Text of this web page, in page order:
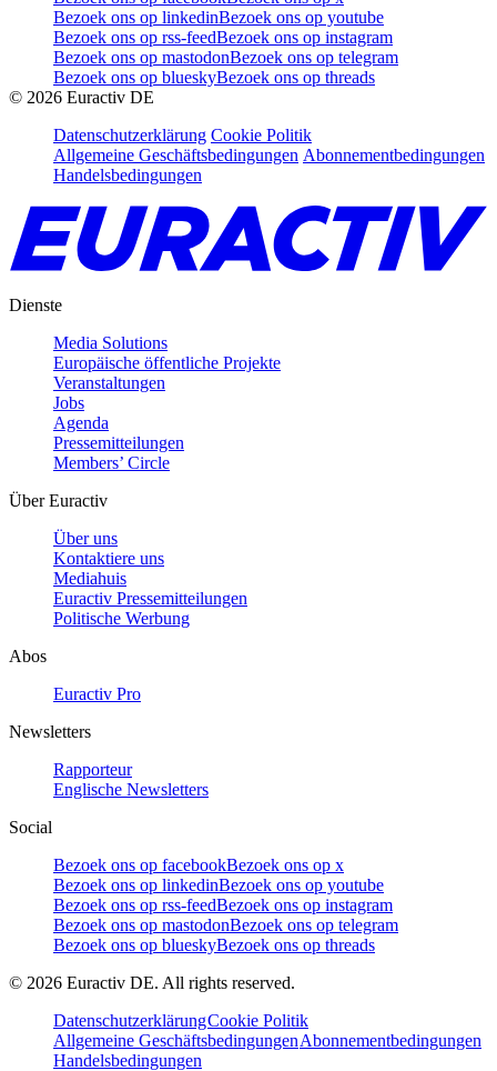
Bezoek ons op linkedinBezoek ons op youtube
Bezoek ons op rss-feedBezoek ons op instagram
Bezoek ons op mastodonBezoek ons op telegram
Bezoek ons op blueskyBezoek ons op threads
© 2026 Euractiv DE
Datenschutzerklärung Cookie Politik
Allgemeine Geschäftsbedingungen Abonnementbedingungen
Handelsbedingungen
Dienste
Media Solutions
Europäische öffentliche Projekte
Veranstaltungen
Jobs
Agenda
Pressemitteilungen
Members’ Circle
Über Euractiv
Über uns
Kontaktiere uns
Mediahuis
Euractiv Pressemitteilungen
Politische Werbung
Abos
Euractiv Pro
Newsletters
Rapporteur
Englische Newsletters
Social
Bezoek ons op facebookBezoek ons op x
Bezoek ons op linkedinBezoek ons op youtube
Bezoek ons op rss-feedBezoek ons op instagram
Bezoek ons op mastodonBezoek ons op telegram
Bezoek ons op blueskyBezoek ons op threads
© 2026 Euractiv DE. All rights reserved.
DatenschutzerklärungCookie Politik
Allgemeine GeschäftsbedingungenAbonnementbedingungen
Handelsbedingungen